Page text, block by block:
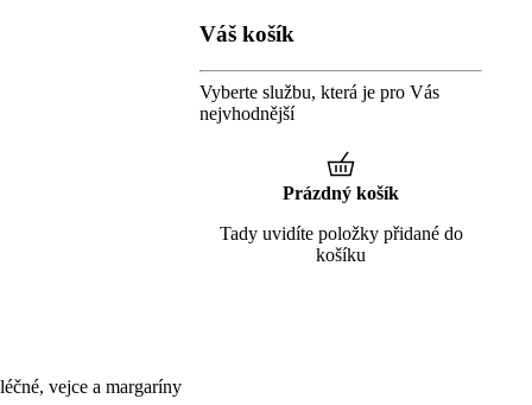
vejce a margaríny
Váš košík
Vyberte službu, která je pro Vás
nejvhodnější
Prázdný košík
Tady uvidíte položky přidané do
košíku